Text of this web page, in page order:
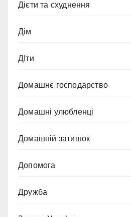
Дієти та схуднення
Дім
ДІти
Домашнє господарство
Домашні улюбленці
Домашній затишок
Допомога
Дружба